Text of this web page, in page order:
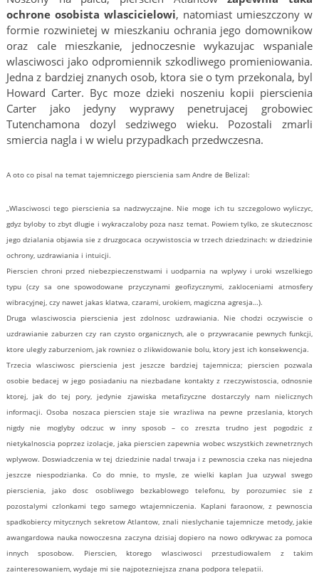
ochrone osobista wlascicielowi, natomiast umieszczony w
formie rozwinietej w mieszkaniu ochrania jego domownikow
oraz cale mieszkanie, jednoczesnie wykazujac wspaniale
wlasciwosci jako odpromiennik szkodliwego promieniowania.
Jedna z bardziej znanych osob, ktora sie o tym przekonala, byl
Howard Carter. Byc moze dzieki noszeniu kopii pierscienia
Carter jako jedyny wyprawy penetrujacej grobowiec
Tutenchamona dozyl sedziwego wieku. Pozostali zmarli
smiercia nagla i w wielu przypadkach przedwczesna.
A oto co pisal na temat tajemniczego pierscienia sam Andre de Belizal:
„Wlasciwosci tego pierscienia sa nadzwyczajne. Nie moge ich tu szczegolowo wyliczyc,
gdyz byloby to zbyt dlugie i wykraczaloby poza nasz temat. Powiem tylko, ze skutecznosc
jego dzialania objawia sie z druzgocaca oczywistoscia w trzech dziedzinach: w dziedzinie
ochrony, uzdrawiania i intuicji.
Pierscien chroni przed niebezpieczenstwami i uodparnia na wplywy i uroki wszelkiego
typu (czy sa one spowodowane przyczynami geofizycznymi, zakloceniami atmosfery
wibracyjnej, czy nawet jakas klatwa, czarami, urokiem, magiczna agresja…).
Druga wlasciwoscia pierscienia jest zdolnosc uzdrawiania. Nie chodzi oczywiscie o
uzdrawianie zaburzen czy ran czysto organicznych, ale o przywracanie pewnych funkcji,
ktore ulegly zaburzeniom, jak rowniez o zlikwidowanie bolu, ktory jest ich konsekwencja.
Trzecia wlasciwosc pierscienia jest jeszcze bardziej tajemnicza; pierscien pozwala
osobie bedacej w jego posiadaniu na niezbadane kontakty z rzeczywistoscia, odnosnie
ktorej, jak do tej pory, jedynie zjawiska metafizyczne dostarczyly nam nielicznych
informacji. Osoba noszaca pierscien staje sie wrazliwa na pewne przeslania, ktorych
nigdy nie moglyby odczuc w inny sposob – co zreszta trudno jest pogodzic z
nietykalnoscia poprzez izolacje, jaka pierscien zapewnia wobec wszystkich zewnetrznych
wplywow. Doswiadczenia w tej dziedzinie nadal trwaja i z pewnoscia czeka nas niejedna
jeszcze niespodzianka. Co do mnie, to mysle, ze wielki kaplan Jua uzywal swego
pierscienia, jako dosc osobliwego bezkablowego telefonu, by porozumiec sie z
pozostalymi czlonkami tego samego wtajemniczenia. Kaplani faraonow, z pewnoscia
spadkobiercy mitycznych sekretow Atlantow, znali nieslychanie tajemnicze metody, jakie
awangardowa nauka nowoczesna zaczyna dzisiaj dopiero na nowo odkrywac za pomoca
innych sposobow. Pierscien, ktorego wlasciwosci przestudiowalem z takim
zainteresowaniem, wydaje mi sie najpotezniejsza znana podpora telepatii.